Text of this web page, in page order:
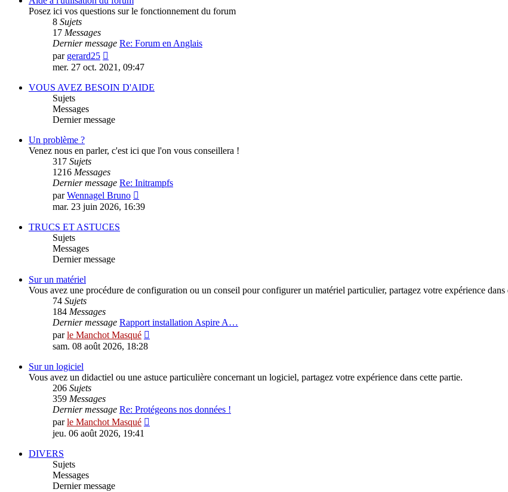
Posez ici vos questions sur le fonctionnement du forum
8 Sujets
17 Messages
Dernier message Re: Forum en Anglais
par gerard25
le
message
mer. 27 oct. 2021, 09:47
VOUS AVEZ BESOIN D'AIDE
Sujets
Messages
Dernier message
Un problème ?
Venez nous en parler, c'est ici que l'on vous conseillera !
317 Sujets
1216 Messages
Dernier message Re: Initrampfs
parWennagel Bruno
le
mar. 23 juin 2026, 16:39
TRUCS ET ASTUCES
Sujets
Messages
Dernier message
Sur un matériel
Vous avez une procédure de configuration ou un conseil pour configurer un matériel particulier, partagez votre expérience dans
74 Sujets
184 Messages
Dernier message Rapport installation Aspire A…
parle Manchot Masqué
sam. 08 août 2026, 18:28
Sur un logiciel
Vous avez un didactiel ou une astuce particulière concernant un logiciel, partagez votre expérience dans cette partie.
206 Sujets
359 Messages
Dernier message Re: Protégeons nos données !
parle Manchot Masqué
jeu. 06 août 2026, 19:41
DIVERS
Sujets
Messages
Dernier message